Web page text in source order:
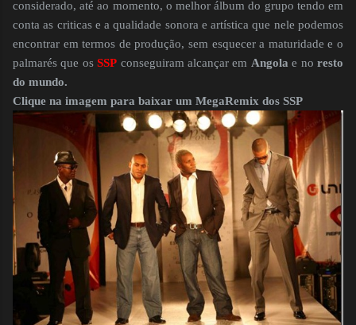
considerado, até ao momento, o melhor álbum do grupo tendo em
conta as criticas e a qualidade sonora e artística que nele podemos
encontrar em termos de produção, sem esquecer a maturidade e o
palmarés que osSSP conseguiram alcançar em Angola e noresto
do mundo.
Clique na imagem para baixar um MegaRemix dos SSP